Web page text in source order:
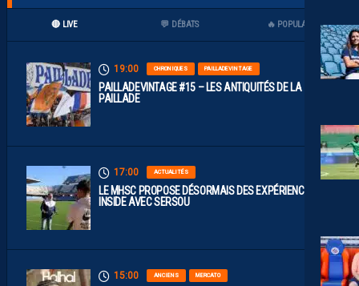
🔴 LIVE 💬 DÉBATS 🔥 POPULAIRES
19:00 CHRONIQUES PAILLADEVINTAGE
PAILLADEVINTAGE #15 – LES ANTIQUITÉS DE LA
PAILLADE
17:00 ACTUALITÉS
LE MHSC PROPOSE DÉSORMAIS DES EXPÉRIENCES
INSIDE AVEC SERSOU
15:00 ANCIENS MERCATO